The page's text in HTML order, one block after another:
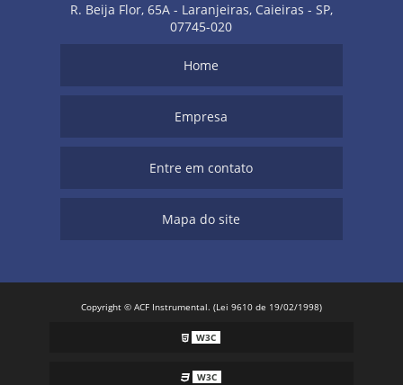
R. Beija Flor, 65A - Laranjeiras, Caieiras - SP,
07745-020
Home
Empresa
Entre em contato
Mapa do site
Copyright © ACF Instrumental. (Lei 9610 de 19/02/1998)
W3C
W3C